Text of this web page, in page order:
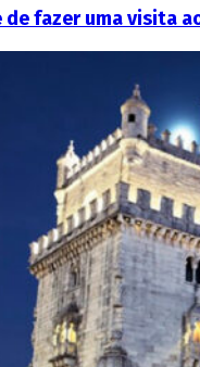
fazer uma visita